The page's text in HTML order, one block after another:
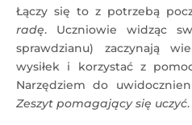
Łączy się to z potrzebą
radę. Uczniowie widząc
sprawdzianu) zaczynają
wysiłek i korzystać z
Narzędziem do
Zeszyt pomagający się uczyć.